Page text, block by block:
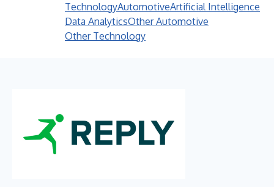
TechnologyAutomotiveArtificial Intelligence
Data AnalyticsOther Automotive
Other Technology